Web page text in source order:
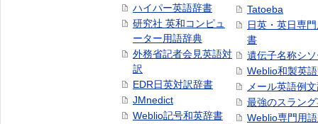
ハイパー英語辞書
研究社 英和コンピュ
ーター用語辞典
外務省記者会見英語対
訳
EDR日英対訳辞書
JMnedict
Weblio記号和英辞書
Tatoeba
日英・英日専
書
遺伝子名称シ
Weblio和製英
メール英語例
最強のスラン
Weblio専門用